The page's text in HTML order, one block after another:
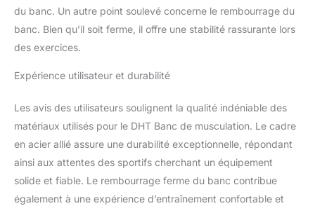
du banc. Un autre point soulevé concerne le rembourrage du
banc. Bien qu’il soit ferme, il offre une stabilité rassurante lors
des exercices.
Expérience utilisateur et durabilité
Les avis des utilisateurs soulignent la qualité indéniable des
matériaux utilisés pour le DHT Banc de musculation. Le cadre
en acier allié assure une durabilité exceptionnelle, répondant
ainsi aux attentes des sportifs cherchant un équipement
solide et fiable. Le rembourrage ferme du banc contribue
également à une expérience d’entraînement confortable et